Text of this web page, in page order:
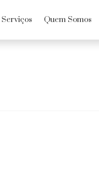
Serviços Quem Somos